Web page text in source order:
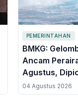
PEMERINTAHAN
BMKG:
Ancam
Agustus,
04 Agustus 2026